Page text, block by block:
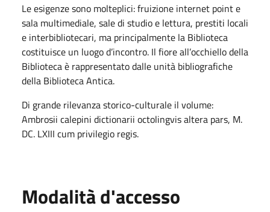
Le esigenze sono molteplici: fruizione internet point e
sala multimediale, sale di studio e lettura, prestiti locali
e interbibliotecari, ma principalmente la Biblioteca
costituisce un luogo d’incontro. Il fiore all’occhiello della
Biblioteca è rappresentato dalle unità bibliografiche
della Biblioteca Antica.
Di grande rilevanza storico-culturale il volume:
Ambrosii calepini dictionarii octolingvis altera pars, M.
DC. LXIII cum privilegio regis.
Modalità d'accesso